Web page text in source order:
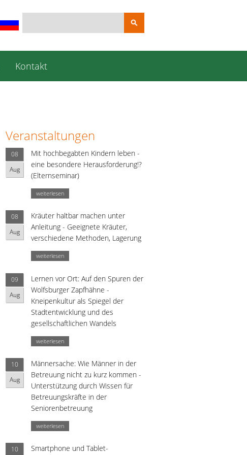
Suchbegriffe
Kontakt
Veranstaltungen
08
Aug
Mit hochbegabten Kindern leben -
eine besondere Herausforderung!?
(Elternseminar)
weiterlesen
08
Aug
Kräuter haltbar machen unter
Anleitung - Geeignete Kräuter,
verschiedene Methoden, Lagerung
weiterlesen
09
Aug
Lernen vor Ort: Auf den Spuren der
Wolfsburger Zapfhähne -
Kneipenkultur als Spiegel der
Stadtentwicklung und des
gesellschaftlichen Wandels
weiterlesen
10
Aug
Männersache: Wie Männer in der
Betreuung nicht zu kurz kommen -
Unterstützung durch Wissen für
Betreuungskräfte in der
Seniorenbetreuung
weiterlesen
10
Smartphone und Tablet-